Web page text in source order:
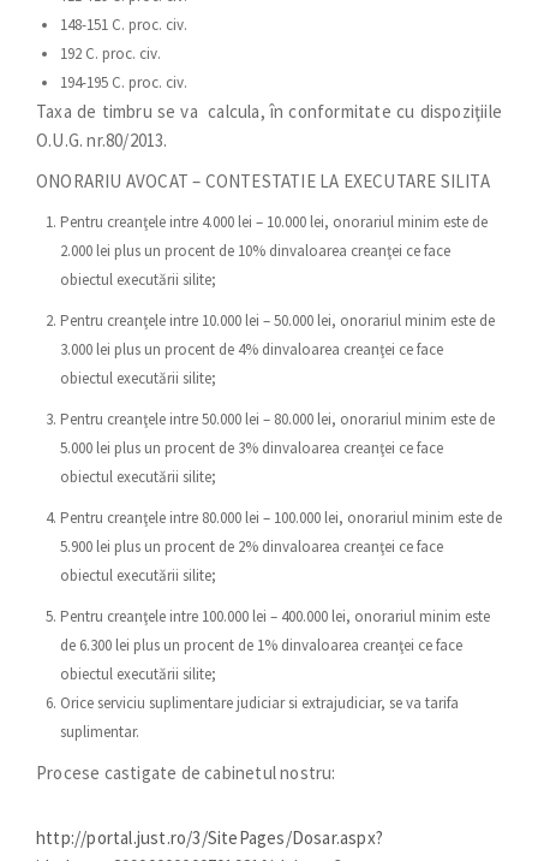
148-151 C. proc. civ.
192 C. proc. civ.
194-195 C. proc. civ.
Taxa de timbru se va calcula, în conformitate cu dispoziţiile
O.U.G. nr.80/2013.
ONORARIU AVOCAT – CONTESTATIE LA EXECUTARE SILITA
Pentru creanţele intre 4.000 lei – 10.000 lei, onorariul minim este de
2.000 lei plus un procent de 10% dinvaloarea creanţei ce face
obiectul executării silite;
Pentru creanţele intre 10.000 lei – 50.000 lei, onorariul minim este de
3.000 lei plus un procent de 4% dinvaloarea creanţei ce face
obiectul executării silite;
Pentru creanţele intre 50.000 lei – 80.000 lei, onorariul minim este de
5.000 lei plus un procent de 3% dinvaloarea creanţei ce face
obiectul executării silite;
Pentru creanţele intre 80.000 lei – 100.000 lei, onorariul minim este de
5.900 lei plus un procent de 2% dinvaloarea creanţei ce face
obiectul executării silite;
Pentru creanţele intre 100.000 lei – 400.000 lei, onorariul minim este
de 6.300 lei plus un procent de 1% dinvaloarea creanţei ce face
obiectul executării silite;
Orice serviciu suplimentare judiciar si extrajudiciar, se va tarifa
suplimentar.
Procese castigate de cabinetul nostru:
http://portal.just.ro/3/SitePages/Dosar.aspx?